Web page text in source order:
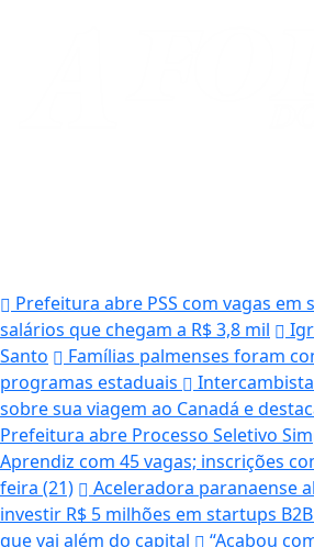
Prefeitura abre PSS com vagas em
salários que chegam a R$ 3,8 mil
Santo
Famílias palmenses foram
programas estaduais
sobre sua viagem ao Canadá e
Prefeitura abre Processo Seletivo
Aprendiz com 45 vagas; inscrições
feira (21)
Aceleradora paranaense
investir R$ 5 milhões em startups
que vai além do capital
“Acabou